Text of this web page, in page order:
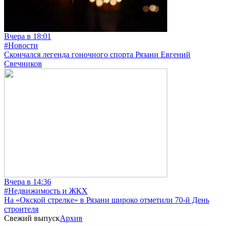
Вчера в 18:01
#Новости
Скончался легенда гоночного спорта Рязани Евгений
Свечников
Вчера в 14:36
#Недвижимость и ЖКХ
На «Окской стрелке» в Рязани широко отметили 70-й День
строителя
Свежий выпускАрхив